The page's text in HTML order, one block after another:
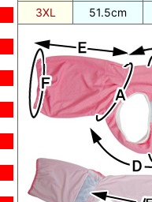
3XL
51.5cm